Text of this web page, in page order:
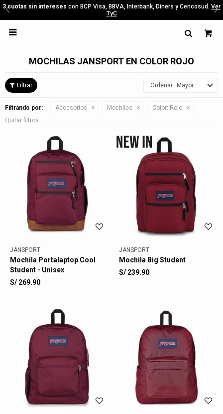
3 cuotas sin intereses con BCP Visa, BBVA, Interbank, Diners y Cencosud. Ver
TyC

MOCHILAS JANSPORT EN COLOR ROJO
Mayor precio
Filtrando por: Accesorios Mochilas Color: Rojo
Quitar filtros
JANSPORT
Mochila Portalaptop Cool
Student - Unisex
S/ 269.90
JANSPORT
Mochila Big Student
S/ 239.90